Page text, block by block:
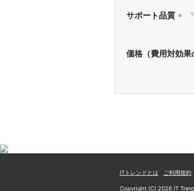
サポート品質 *
価格（費用対効果
ITトレンドとは ご利用規約
Copyright (C) 2026 IT